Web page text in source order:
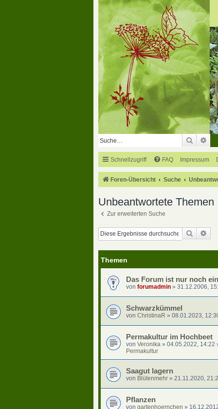
Suche
Schnellzugriff FAQ Impressum
Foren-Übersicht Suche
Unbeantwortete Themen
Zur erweiterten Suche
Suche
Themen
Das Forum ist nur noch
von forumadmin » 31.12.2006,
Schwarzkümmel
von ChristinaR » 08.01.2023,
Permakultur im Hochbeet
von Veronika » 04.05.2022, 14:22
Permakultur
Saagut lagern
von Blütenmehr » 21.11.2020,
Pflanzen
von gartenhoernchen »